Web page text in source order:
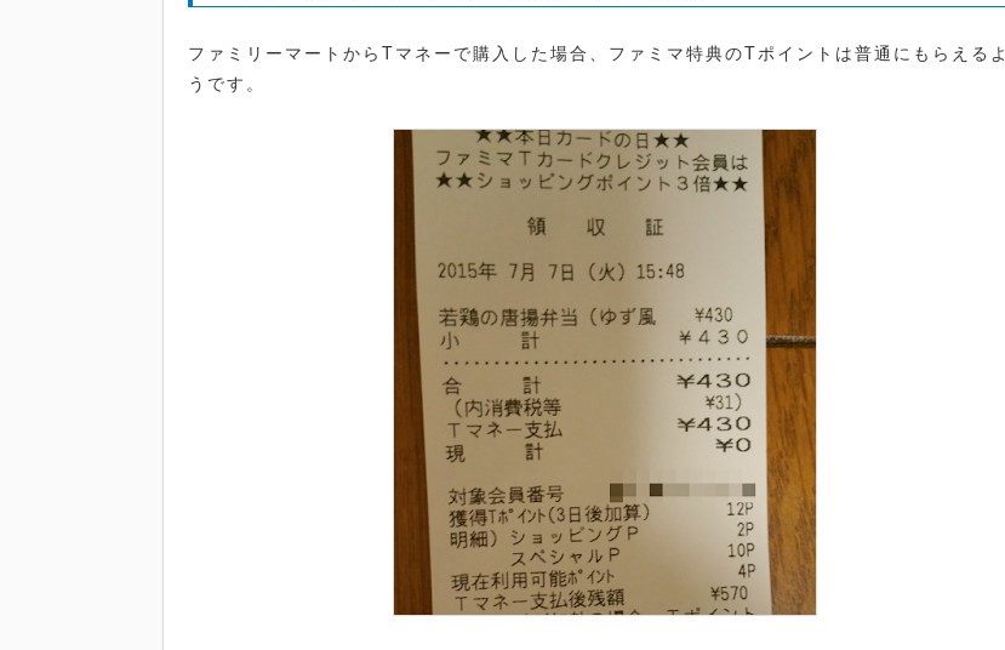
ファミリーマートからTマネーで購入した場合、ファミマ特典のTポイントは普通にもらえるよ
うです。